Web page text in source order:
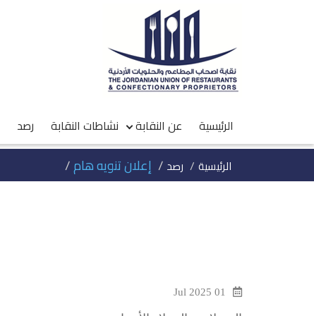
الرئيسية عن النقابة نشاطات النقابة رصد
الرئيسية رصد إعلان تنويه هام
01 Jul 2025